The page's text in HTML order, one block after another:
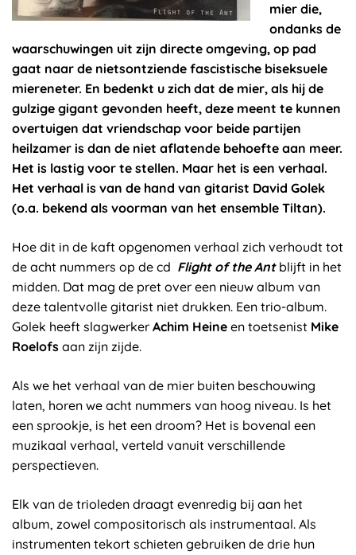
mier die,
ondanks de
waarschuwingen uit zijn directe omgeving, op pad
gaat naar de nietsontziende fascistische biseksuele
miereneter. En bedenkt u zich dat de mier, als hij de
gulzige gigant gevonden heeft, deze meent te kunnen
overtuigen dat vriendschap voor beide partijen
heilzamer is dan de niet aflatende behoefte aan meer.
Het is lastig voor te stellen. Maar het is een verhaal.
Het verhaal is van de hand van gitarist David Golek
(o.a. bekend als voorman van het ensemble Tiltan).
Hoe dit in de kaft opgenomen verhaal zich verhoudt tot
de acht nummers op de cd Flight of the Antblijft in het
midden. Dat mag de pret over een nieuw album van
deze talentvolle gitarist niet drukken. Een trio-album.
Golek heeft slagwerker Achim Heine en toetsenist Mike
Roelofs aan zijn zijde.
Als we het verhaal van de mier buiten beschouwing
laten, horen we acht nummers van hoog niveau. Is het
een sprookje, is het een droom? Het is bovenal een
muzikaal verhaal, verteld vanuit verschillende
perspectieven.
Elk van de trioleden draagt evenredig bij aan het
album, zowel compositorisch als instrumentaal. Als
instrumenten tekort schieten gebruiken de drie hun